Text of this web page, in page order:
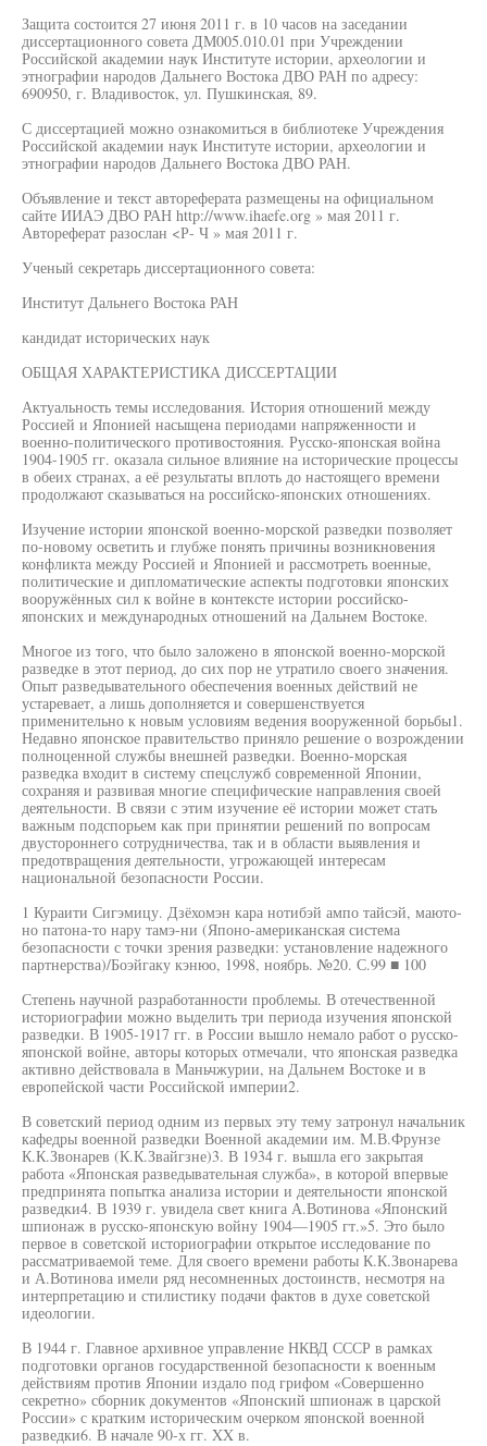
Защита состоится 27 июня 2011 г. в 10 часов на заседании
диссертационного совета ДМ005.010.01 при Учреждении
Российской академии наук Институте истории, археологии и
этнографии народов Дальнего Востока ДВО РАН по адресу:
690950, г. Владивосток, ул. Пушкинская, 89.
С диссертацией можно ознакомиться в библиотеке Учреждения
Российской академии наук Институте истории, археологии и
этнографии народов Дальнего Востока ДВО РАН.
Объявление и текст автореферата размещены на официальном
сайте ИИАЭ ДВО РАН http://www.ihaefe.org » мая 2011 г.
Автореферат разослан <Р- Ч » мая 2011 г.
Ученый секретарь диссертационного совета:
Институт Дальнего Востока РАН
кандидат исторических наук
ОБЩАЯ ХАРАКТЕРИСТИКА ДИССЕРТАЦИИ
Актуальность темы исследования. История отношений между
Россией и Японией насыщена периодами напряженности и
военно-политического противостояния. Русско-японская война
1904-1905 гг. оказала сильное влияние на исторические процессы
в обеих странах, а её результаты вплоть до настоящего времени
продолжают сказываться на российско-японских отношениях.
Изучение истории японской военно-морской разведки позволяет
по-новому осветить и глубже понять причины возникновения
конфликта между Россией и Японией и рассмотреть военные,
политические и дипломатические аспекты подготовки японских
вооружённых сил к войне в контексте истории российско-
японских и международных отношений на Дальнем Востоке.
Многое из того, что было заложено в японской военно-морской
разведке в этот период, до сих пор не утратило своего значения.
Опыт разведывательного обеспечения военных действий не
устаревает, а лишь дополняется и совершенствуется
применительно к новым условиям ведения вооруженной борьбы1.
Недавно японское правительство приняло решение о возрождении
полноценной службы внешней разведки. Военно-морская
разведка входит в систему спецслужб современной Японии,
сохраняя и развивая многие специфические направления своей
деятельности. В связи с этим изучение её истории может стать
важным подспорьем как при принятии решений по вопросам
двустороннего сотрудничества, так и в области выявления и
предотвращения деятельности, угрожающей интересам
национальной безопасности России.
1 Кураити Сигэмицу. Дзёхомэн кара нотибэй ампо тайсэй, маюто-
но патона-то нару тамэ-ни (Японо-американская система
безопасности с точки зрения разведки: установление надежного
партнерства)/Боэйгаку кэнюо, 1998, ноябрь. №20. С.99 ■ 100
Степень научной разработанности проблемы. В отечественной
историографии можно выделить три периода изучения японской
разведки. В 1905-1917 гг. в России вышло немало работ о русско-
японской войне, авторы которых отмечали, что японская разведка
активно действовала в Маньчжурии, на Дальнем Востоке и в
европейской части Российской империи2.
В советский период одним из первых эту тему затронул начальник
кафедры военной разведки Военной академии им. М.В.Фрунзе
К.К.Звонарев (К.К.Звайгзне)3. В 1934 г. вышла его закрытая
работа «Японская разведывательная служба», в которой впервые
предпринята попытка анализа истории и деятельности японской
разведки4. В 1939 г. увидела свет книга А.Вотинова «Японский
шпионаж в русско-японскую войну 1904—1905 гт.»5. Это было
первое в советской историографии открытое исследование по
рассматриваемой теме. Для своего времени работы К.К.Звонарева
и А.Вотинова имели ряд несомненных достоинств, несмотря на
интерпретацию и стилистику подачи фактов в духе советской
идеологии.
В 1944 г. Главное архивное управление НКВД СССР в рамках
подготовки органов государственной безопасности к военным
действиям против Японии издало под грифом «Совершенно
секретно» сборник документов «Японский шпионаж в царской
России» с кратким историческим очерком японской военной
разведки6. В начале 90-х гг. XX в.